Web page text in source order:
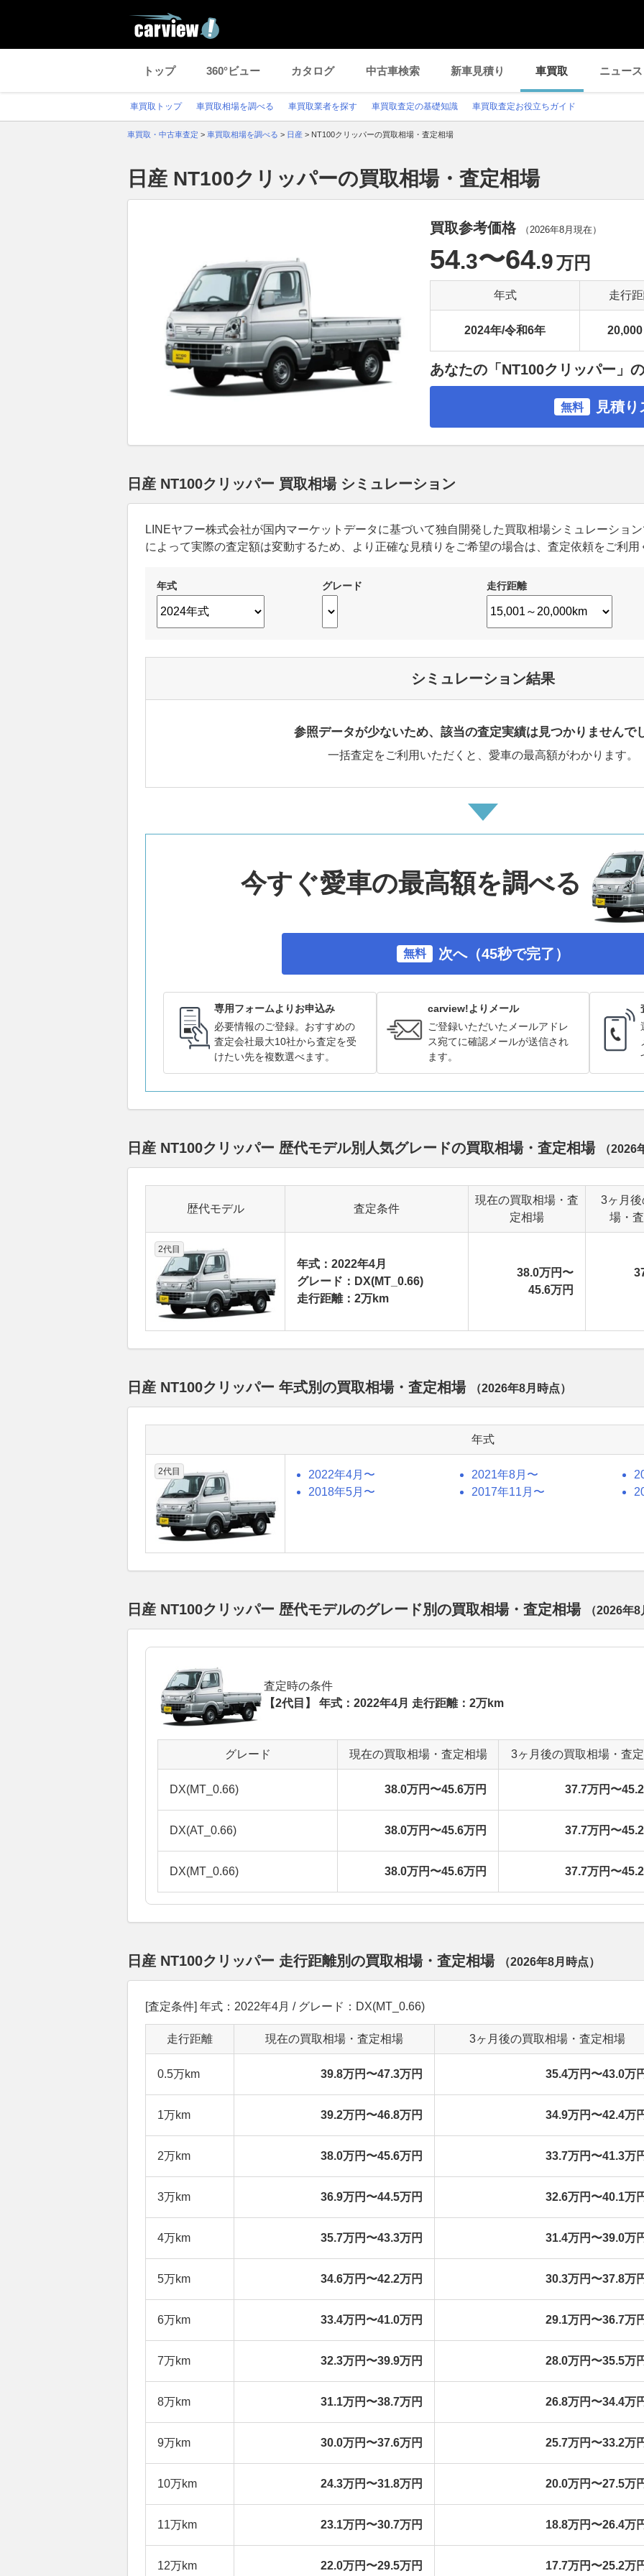
トップ 360°ビュー カタログ 中古車検索 新車見積り 車買取 ニュース
車買取トップ 車買取相場を調べる 車買取業者を探す 車買取査定の基礎知識 車買取査定お役立ちガイド
車買取・中古車査定 > 車買取相場を調べる > 日産 > NT100クリッパーの買取相場・査定相場
日産 NT100クリッパーの買取相場・査定相場
買取参考価格 （2026年8月 現在）
54.3〜64.9万円
年式 走行
2024年/令和6年 20,000
あなたの「NT100クリッパー」
無料 見積
日産 NT100クリッパー 買取相場 シミュレーション
LINEヤフー株式会社が国内マーケットデータに基づいて独自開発した買取相場シミュレーショ
によって実際の査定額は変動するため、より正確な見積りをご希望の場合は、査定依頼をご利用
年式 グレード 走行距離
シミュレーション結果
参照データが少ないため、該当の査定実績は見つかりませんで
一括査定をご利用いただくと、愛車の最高額がわかります。
今すぐ愛車の最高額を調べる
無料 次へ（45秒で完了）
専用フォームよりお申込み
必要情報のご登録。おすすめの
査定会社最大10社から査定を受
けたい先を複数選べます。
carview!よりメール
ご登録いただいたメールアドレ
ス宛てに確認メールが送信され
ます。
日産 NT100クリッパー 歴代モデル別人気グレードの買取相場・査定相場 （2026
歴代モデル 査定条件
現在の買取相場・査
定相場
3ヶ月
場・
2代目
年式：2022年4月
グレード：DX(MT_0.66)
走行距離：2万km
38.0万円〜
45.6万円
日産 NT100クリッパー 年式別の買取相場・査定相場 （2026年8月 時点）
年式
2代目 2022年4月〜 2021年8月〜
2018年5月〜
2017年11月〜
日産 NT100クリッパー 歴代モデルのグレード別の買取相場・査定相場 （2026年8
査定時の条件
【2代目】 年式：2022年4月 走行距離：2万km
グレード 現在の買取相場・査定相場 3ヶ月後の買取相場・査
DX(MT_0.66) 38.0万円〜45.6万円 37.7万円〜
DX(AT_0.66) 38.0万円〜45.6万円 37.7万円〜
DX(MT_0.66) 38.0万円〜45.6万円 37.7万円〜
日産 NT100クリッパー 走行距離別の買取相場・査定相場 （2026年8月 時点）
[査定条件] 年式：2022年4月 / グレード：DX(MT_0.66)
走行距離 現在の買取相場・査定相場 3ヶ月後の買取相場・査定相場
0.5万km 39.8万円〜47.3万円 35.4万円〜43.0万
1万km 39.2万円〜46.8万円 34.9万円〜42.4万
2万km 38.0万円〜45.6万円 33.7万円〜41.3万
3万km 36.9万円〜44.5万円 32.6万円〜40.1万
4万km 35.7万円〜43.3万円 31.4万円〜39.0万
5万km 34.6万円〜42.2万円 30.3万円〜37.8万
6万km 33.4万円〜41.0万円 29.1万円〜36.7万
7万km 32.3万円〜39.9万円 28.0万円〜35.5万
8万km 31.1万円〜38.7万円 26.8万円〜34.4万
9万km 30.0万円〜37.6万円 25.7万円〜33.2万
10万km 24.3万円〜31.8万円 20.0万円〜27.5万
11万km 23.1万円〜30.7万円 18.8万円〜26.4万
12万km 22.0万円〜29.5万円 17.7万円〜25.2万